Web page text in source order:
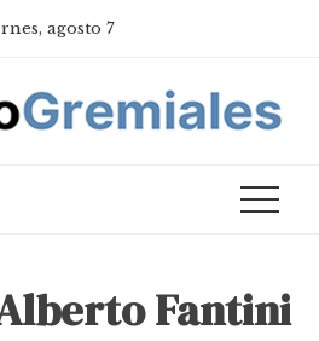
agosto 7
Fantini